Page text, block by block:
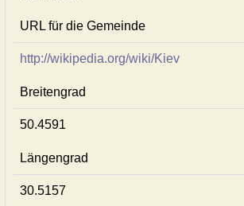
URL für die Gemeinde
http://wikipedia.org/wiki/Kiev
Breitengrad
50.4591
Längengrad
30.5157